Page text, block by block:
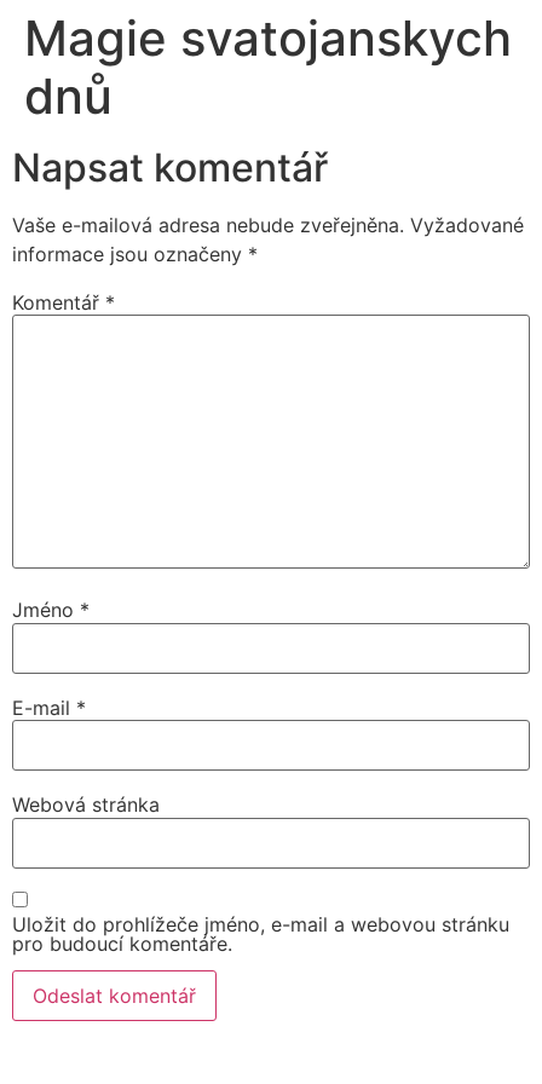
Magie svatojanskych
dnů
Napsat komentář
Vaše e-mailová adresa nebude zveřejněna. Vyžadované
informace jsou označeny *
Komentář *
Jméno *
E-mail *
Webová stránka
Uložit do prohlížeče jméno, e-mail a webovou stránku
pro budoucí komentáře.